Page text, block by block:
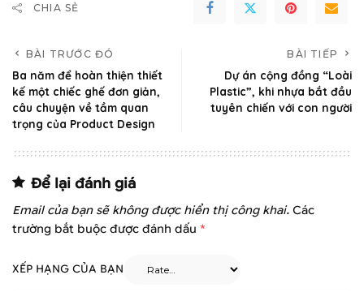
CHIA SẺ
BÀI TRƯỚC ĐÓ
Ba năm để hoàn thiện thiết
kế một chiếc ghế đơn giản,
câu chuyện về tầm quan
trọng của Product Design
BÀI TIẾP
Dự án cộng đồng “Loài
Plastic”, khi nhựa bắt đầu
tuyên chiến với con người
Để lại đánh giá
Email của bạn sẽ không được hiển thị công khai. Các
trường bắt buộc được đánh dấu *
XẾP HẠNG CỦA BẠN